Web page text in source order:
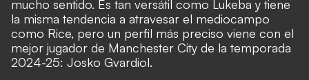
mucho sentido. Es tan versátil como Lukeba y tiene
la misma tendencia a atravesar el mediocampo
como Rice, pero un perfil más preciso viene con el
mejor jugador de Manchester City de la temporada
2024-25: Josko Gvardiol.